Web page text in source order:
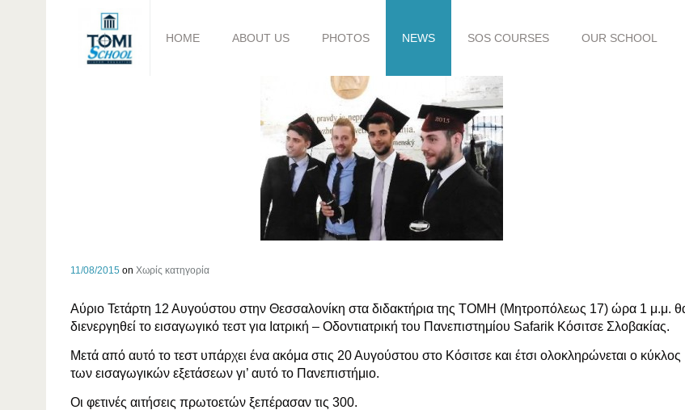
HOME ABOUT US PHOTOS NEWS SOS COURSES OUR SCHOOL
11/08/2015 on Χωρίς κατηγορία
Αύριο Τετάρτη 12 Αυγούστου στην Θεσσαλονίκη στα διδακτήρια της ΤΟΜΗ (Μητροπόλεως 17) ώρα 1 μ.μ.
διενεργηθεί το εισαγωγικό τεστ για Ιατρική – Οδοντιατρική του Πανεπιστημίου Safarik Κόσιτσε Σλοβακίας.
Μετά από αυτό το τεστ υπάρχει ένα ακόμα στις 20 Αυγούστου στο Κόσιτσε και έτσι ολοκληρώνεται ο κύκλος
των εισαγωγικών εξετάσεων γι’ αυτό το Πανεπιστήμιο.
Οι φετινές αιτήσεις πρωτοετών ξεπέρασαν τις 300.